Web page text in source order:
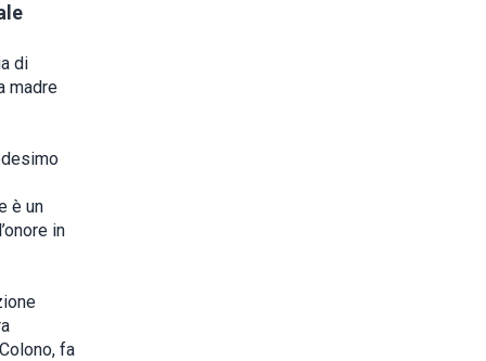
di
madre
è un
in
fa